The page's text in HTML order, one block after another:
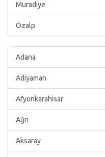
Muradiye
Özalp
Adana
Adıyaman
Afyonkarahisar
Ağrı
Aksaray